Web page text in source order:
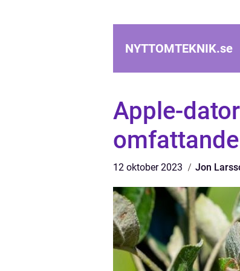
NYTTOMTEKNIK.se
Apple-
12 oktober 2023 Jon